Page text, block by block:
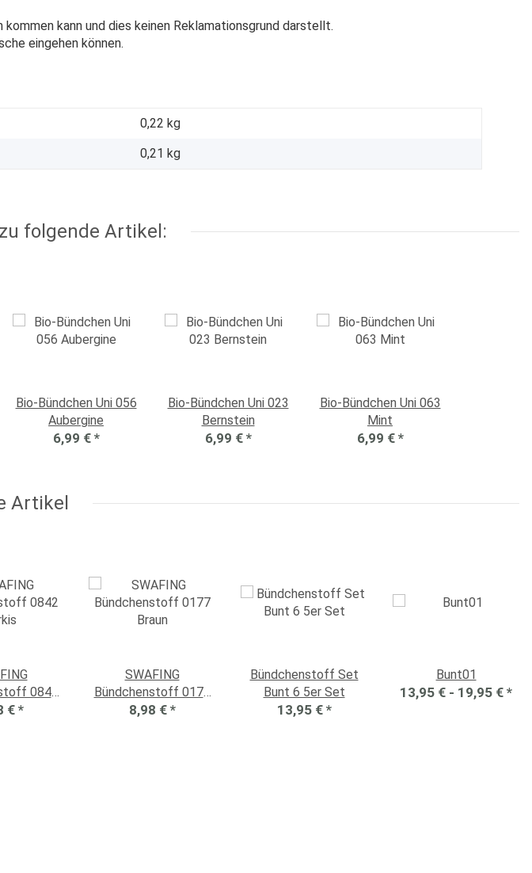
kann und dies keinen Reklamationsgrund darstellt.
eingehen können.
0,22 kg
0,21 kg
folgende Artikel:
Bio-Bündchen Uni 056
Aubergine
6,99 € *
Bio-Bündchen Uni 023
Bernstein
6,99 € *
Bio-Bündchen Uni 063
Mint
6,99 € *
Artikel
0842
€*
SWAFING
Bündchenstoff 0177
Braun
8,98 € *
Bündchenstoff Set
Bunt 6 5er Set
13,95 € *
Bunt01
13,95 € - 19,95 € *